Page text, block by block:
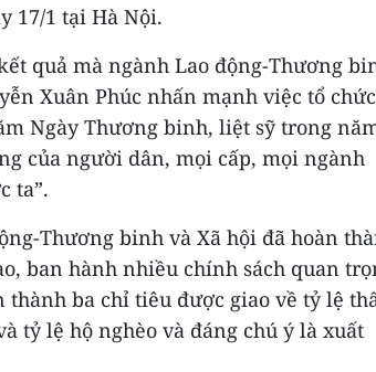
17/1 tại Hà Nội.
quả mà ngành Lao động-Thương
Xuân Phúc nhấn mạnh việc tổ chức
Ngày Thương binh, liệt sỹ trong
của người dân, mọi cấp, mọi ngành
ta”.
Thương binh và Xã hội đã hoàn
ban hành nhiều chính sách quan
thành ba chỉ tiêu được giao về tỷ lệ
tỷ lệ hộ nghèo và đáng chú ý là xuất